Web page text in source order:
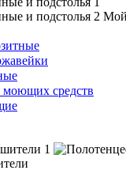
моющих средств